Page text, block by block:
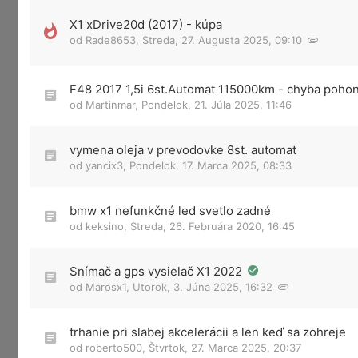
X1 xDrive20d (2017) - kúpa
od Rade8653 Streda, 27. Augusta 2025, 09:10
F48 2017 1,5i 6st.Automat 115000km - chyba
od Martinmar, Pondelok, 21. Júla 2025, 11:46
vymena oleja v prevodovke 8st. automat
od yancix3 Pondelok, 17. Marca 2025, 08:33
bmw x1 nefunkčné led svetlo zadné
od keksino Streda, 26. Februára 2020, 16:45
Snímač a gps vysielač X1 2022
od Marosx1 Utorok, 3. Júna 2025, 16:32
trhanie pri slabej akcelerácii a len keď sa zohreje
od roberto500 Štvrtok, 27. Marca 2025, 20:37